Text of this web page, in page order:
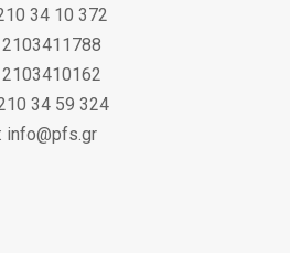
34 10 372
34 59 324
info@pfs.gr